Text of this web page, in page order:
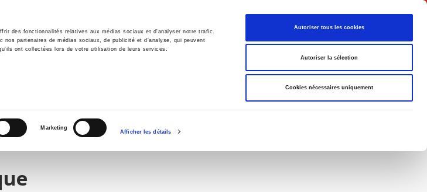
des fonctionnalités relatives aux médias sociaux et d'analyser notre trafic.
partenaires de médias sociaux, de publicité et d'analyse, qui peuvent
ont collectées lors de votre utilisation de leurs services.
Marketing
Afficher les détails
Autoriser tous les cookies
Autoriser la sélection
Cookies nécessaires uniquement
Français
Histoire International